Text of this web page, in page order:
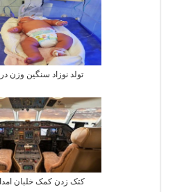
تولد نوزاد سنگین وزن
کتک زدن کمک خلبان